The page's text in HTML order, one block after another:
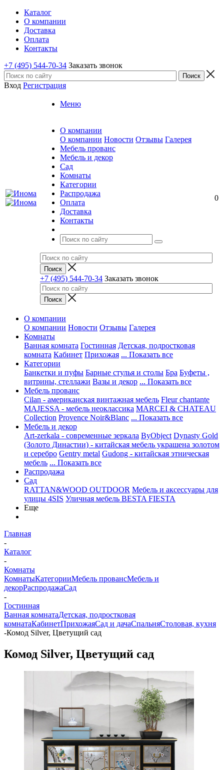
Каталог
О компании
Доставка
Оплата
Контакты
+7 (495) 544-70-34 Заказать звонок
Вход Регистрация
Меню
О компании
О компании Новости Отзывы Галерея
Мебель прованс
Мебель и декор
Сад
Комнаты
Категории
Распродажа
Оплата
Доставка
Контакты
+7 (495) 544-70-34 Заказать звонок
0
О компании
О компании Новости Отзывы Галерея
Комнаты
Ванная комната Гостинная Детская, подростковая
комната Кабинет Прихожая ... Показать все
Категории
Банкетки и пуфы Барные стулья и столы Бра Буфеты ,
витрины, стеллажи Вазы и декор ... Показать все
Мебель прованс
Cilan - американская винтажная мебель Fleur chantante
MAJESSA - мебель неоклассика MARCEI & CHATEAU
Collection Provence Noir&Blanc ... Показать все
Мебель и декор
Art-zerkala - современные зеркала ByObject Dynasty Gold
(Золото Династии) - китайская мебель украшена золотом
и серебро Gentry metal Gudong - китайская этническая
мебель ... Показать все
Распродажа
Сад
RATTAN&WOOD OUTDOOR Мебель и аксессуары для
улицы 4SIS Уличная мебель BESTA FIESTA
Еще
Главная
-
Каталог
-
Комнаты
КомнатыКатегорииМебель провансМебель и
декорРаспродажаСад
-
Гостинная
Ванная комнатаДетская, подростковая
комнатаКабинетПрихожаяСад и дачаСпальняСтоловая, кухня
-Комод Silver, Цветущий сад
Комод Silver, Цветущий сад